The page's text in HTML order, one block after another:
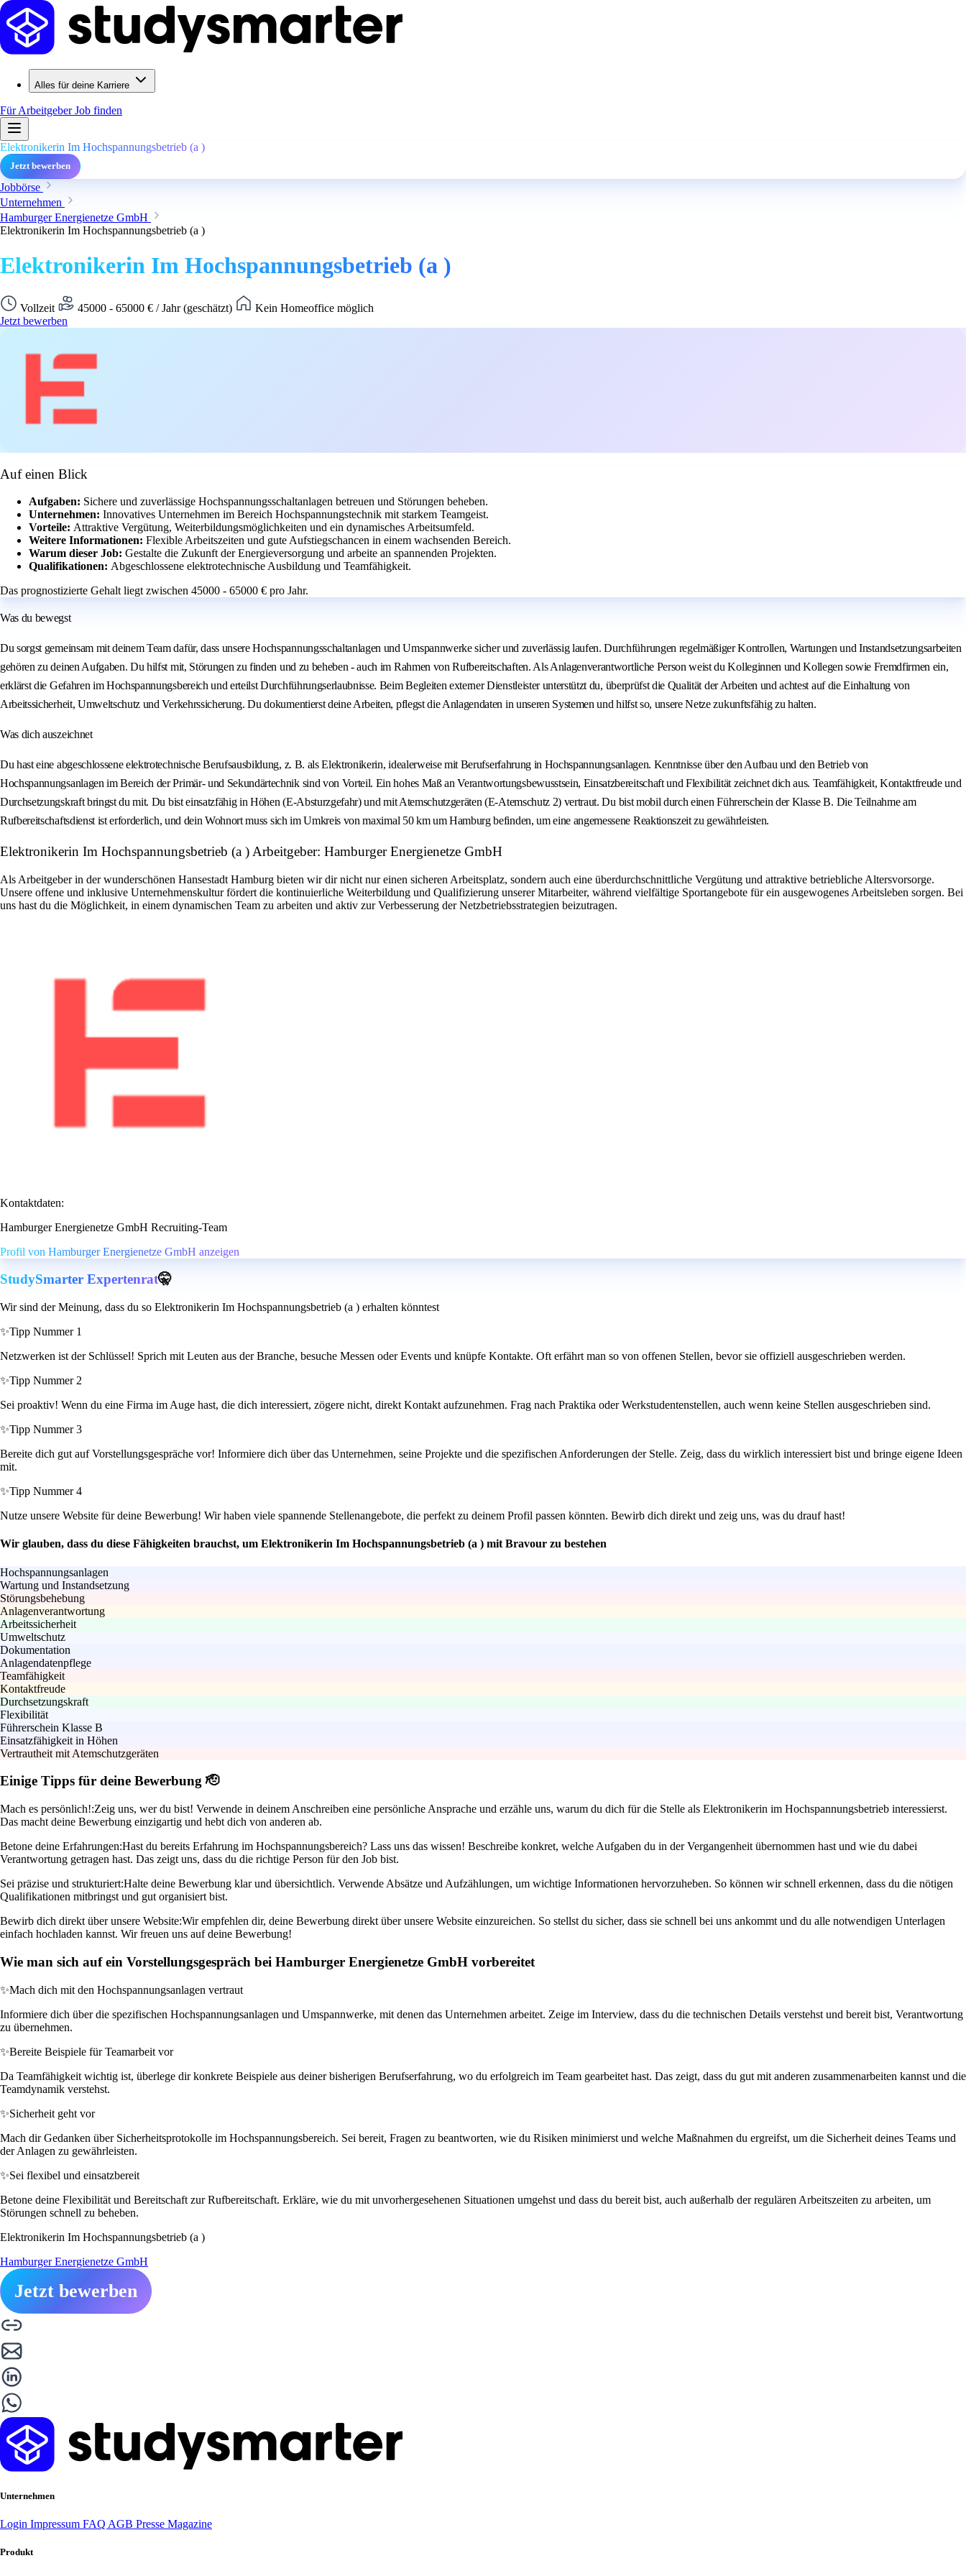
Alles für deine Karriere
Für ArbeitgeberJob finden
Elektronikerin Im Hochspannungsbetrieb (a )
Jetzt bewerben
Jobbörse
Unternehmen
Hamburger Energienetze GmbH
Elektronikerin Im Hochspannungsbetrieb (a )
Elektronikerin Im Hochspannungsbetrieb (a )
Vollzeit 45000 - 65000 € / Jahr (geschätzt)
Kein Homeoffice möglich
Jetzt bewerben
Auf einen Blick
Aufgaben: Sichere und zuverlässige Hochspannungsschaltanlagen betreuen und Störungen beheben.
Unternehmen: Innovatives Unternehmen im Bereich Hochspannungstechnik mit starkem Teamgeist.
Vorteile: Attraktive Vergütung, Weiterbildungsmöglichkeiten und ein dynamisches Arbeitsumfeld.
Weitere Informationen: Flexible Arbeitszeiten und gute Aufstiegschancen in einem wachsenden Bereich.
Warum dieser Job: Gestalte die Zukunft der Energieversorgung und arbeite an spannenden Projekten.
Qualifikationen: Abgeschlossene elektrotechnische Ausbildung und Teamfähigkeit.
Das prognostizierte Gehalt liegt zwischen 45000 - 65000 € pro Jahr.
Was du bewegst
Du sorgst gemeinsam mit deinem Team dafür, dass unsere Hochspannungsschaltanlagen und Umspannwerke sicher und zuverlässig laufen. Durchführungen regelmäßiger Kontrollen, Wartungen und Instandsetzungsarbeiten
gehören zu deinen Aufgaben. Du hilfst mit, Störungen zu finden und zu beheben - auch im Rahmen von Rufbereitschaften. Als Anlagenverantwortliche Person weist du Kolleginnen und Kollegen sowie Fremdfirmen ein,
erklärst die Gefahren im Hochspannungsbereich und erteilst Durchführungserlaubnisse. Beim Begleiten externer Dienstleister unterstützt du, überprüfst die Qualität der Arbeiten und achtest auf die Einhaltung von
Arbeitssicherheit, Umweltschutz und Verkehrssicherung. Du dokumentierst deine Arbeiten, pflegst die Anlagendaten in unseren Systemen und hilfst so, unsere Netze zukunftsfähig zu halten.
Was dich auszeichnet
Du hast eine abgeschlossene elektrotechnische Berufsausbildung, z. B. als Elektronikerin, idealerweise mit Berufserfahrung in Hochspannungsanlagen. Kenntnisse über den Aufbau und den Betrieb von
Hochspannungsanlagen im Bereich der Primär- und Sekundärtechnik sind von Vorteil. Ein hohes Maß an Verantwortungsbewusstsein, Einsatzbereitschaft und Flexibilität zeichnet dich aus. Teamfähigkeit, Kontaktfreude und
Durchsetzungskraft bringst du mit. Du bist einsatzfähig in Höhen (E-Absturzgefahr) und mit Atemschutzgeräten (E-Atemschutz 2) vertraut. Du bist mobil durch einen Führerschein der Klasse B. Die Teilnahme am
Rufbereitschaftsdienst ist erforderlich, und dein Wohnort muss sich im Umkreis von maximal 50 km um Hamburg befinden, um eine angemessene Reaktionszeit zu gewährleisten.
Elektronikerin Im Hochspannungsbetrieb (a ) Arbeitgeber: Hamburger Energienetze GmbH
Als Arbeitgeber in der wunderschönen Hansestadt Hamburg bieten wir dir nicht nur einen sicheren Arbeitsplatz, sondern auch eine überdurchschnittliche Vergütung und attraktive betriebliche Altersvorsorge.
Unsere offene und inklusive Unternehmenskultur fördert die kontinuierliche Weiterbildung und Qualifizierung unserer Mitarbeiter, während vielfältige Sportangebote für ein ausgewogenes Arbeitsleben sorgen. Bei
uns hast du die Möglichkeit, in einem dynamischen Team zu arbeiten und aktiv zur Verbesserung der Netzbetriebsstrategien beizutragen.
Kontaktdaten:
Hamburger Energienetze GmbH Recruiting-Team
Profil von Hamburger Energienetze GmbH anzeigen
StudySmarter Expertenrat🤫
Wir sind der Meinung, dass du so Elektronikerin Im Hochspannungsbetrieb (a ) erhalten könntest
✨Tipp Nummer 1
Netzwerken ist der Schlüssel! Sprich mit Leuten aus der Branche, besuche Messen oder Events und knüpfe Kontakte. Oft erfährt man so von offenen Stellen, bevor sie offiziell ausgeschrieben werden.
✨Tipp Nummer 2
Sei proaktiv! Wenn du eine Firma im Auge hast, die dich interessiert, zögere nicht, direkt Kontakt aufzunehmen. Frag nach Praktika oder Werkstudentenstellen, auch wenn keine Stellen ausgeschrieben sind.
✨Tipp Nummer 3
Bereite dich gut auf Vorstellungsgespräche vor! Informiere dich über das Unternehmen, seine Projekte und die spezifischen Anforderungen der Stelle. Zeig, dass du wirklich interessiert bist und bringe eigene Ideen
mit.
✨Tipp Nummer 4
Nutze unsere Website für deine Bewerbung! Wir haben viele spannende Stellenangebote, die perfekt zu deinem Profil passen könnten. Bewirb dich direkt und zeig uns, was du drauf hast!
Wir glauben, dass du diese Fähigkeiten brauchst, um Elektronikerin Im Hochspannungsbetrieb (a ) mit Bravour zu bestehen
Hochspannungsanlagen
Wartung und Instandsetzung
Störungsbehebung
Anlagenverantwortung
Arbeitssicherheit
Umweltschutz
Dokumentation
Anlagendatenpflege
Teamfähigkeit
Kontaktfreude
Durchsetzungskraft
Flexibilität
Führerschein Klasse B
Einsatzfähigkeit in Höhen
Vertrautheit mit Atemschutzgeräten
Einige Tipps für deine Bewerbung 🫡
Mach es persönlich!:Zeig uns, wer du bist! Verwende in deinem Anschreiben eine persönliche Ansprache und erzähle uns, warum du dich für die Stelle als Elektronikerin im Hochspannungsbetrieb interessierst.
Das macht deine Bewerbung einzigartig und hebt dich von anderen ab.
Betone deine Erfahrungen:Hast du bereits Erfahrung im Hochspannungsbereich? Lass uns das wissen! Beschreibe konkret, welche Aufgaben du in der Vergangenheit übernommen hast und wie du dabei
Verantwortung getragen hast. Das zeigt uns, dass du die richtige Person für den Job bist.
Sei präzise und strukturiert:Halte deine Bewerbung klar und übersichtlich. Verwende Absätze und Aufzählungen, um wichtige Informationen hervorzuheben. So können wir schnell erkennen, dass du die nötigen
Qualifikationen mitbringst und gut organisiert bist.
Bewirb dich direkt über unsere Website:Wir empfehlen dir, deine Bewerbung direkt über unsere Website einzureichen. So stellst du sicher, dass sie schnell bei uns ankommt und du alle notwendigen Unterlagen
einfach hochladen kannst. Wir freuen uns auf deine Bewerbung!
Wie man sich auf ein Vorstellungsgespräch bei Hamburger Energienetze GmbH vorbereitet
✨Mach dich mit den Hochspannungsanlagen vertraut
Informiere dich über die spezifischen Hochspannungsanlagen und Umspannwerke, mit denen das Unternehmen arbeitet. Zeige im Interview, dass du die technischen Details verstehst und bereit bist, Verantwortung
zu übernehmen.
✨Bereite Beispiele für Teamarbeit vor
Da Teamfähigkeit wichtig ist, überlege dir konkrete Beispiele aus deiner bisherigen Berufserfahrung, wo du erfolgreich im Team gearbeitet hast. Das zeigt, dass du gut mit anderen zusammenarbeiten kannst und die
Teamdynamik verstehst.
✨Sicherheit geht vor
Mach dir Gedanken über Sicherheitsprotokolle im Hochspannungsbereich. Sei bereit, Fragen zu beantworten, wie du Risiken minimierst und welche Maßnahmen du ergreifst, um die Sicherheit deines Teams und
der Anlagen zu gewährleisten.
✨Sei flexibel und einsatzbereit
Betone deine Flexibilität und Bereitschaft zur Rufbereitschaft. Erkläre, wie du mit unvorhergesehenen Situationen umgehst und dass du bereit bist, auch außerhalb der regulären Arbeitszeiten zu arbeiten, um
Störungen schnell zu beheben.
Elektronikerin Im Hochspannungsbetrieb (a )
Hamburger Energienetze GmbH
Jetzt bewerben
Unternehmen
Login Impressum FAQ AGB Presse Magazine
Produkt